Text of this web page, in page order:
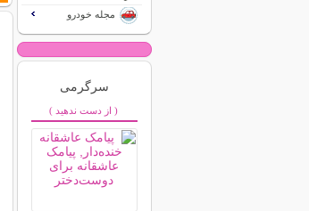
مجله خودرو
سرگرمی
( از دست ندهید )